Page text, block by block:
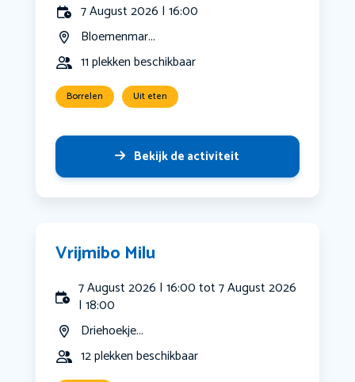
7 August 2026 | 16:00
Bloemenmar...
11 plekken beschikbaar
Borrelen Uit eten
Bekijk de activiteit
Vrijmibo Milu
7 August 2026 | 16:00 tot 7 August 2026
| 18:00
Driehoekje...
12 plekken beschikbaar